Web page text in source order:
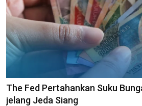
The Fed Pertahankan Suku
jelang Jeda Siang